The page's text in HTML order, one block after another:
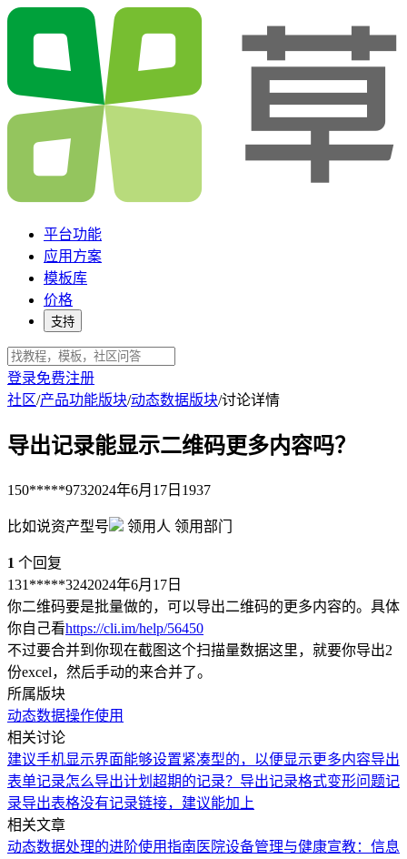
平台功能
应用方案
模板库
价格
支持
登录免费注册
社区/产品功能版块/动态数据版块/讨论详情
导出记录能显示二维码更多内容吗？
150*****9732024年6月17日 1937
比如说资产型号 领用人 领用部门
1 个回复
131*****3242024年6月17日
你二维码要是批量做的，可以导出二维码的更多内容的。具体
你自己看https://cli.im/help/56450
不过要合并到你现在截图这个扫描量数据这里，就要你导出2
份excel，然后手动的来合并了。
所属版块
动态数据操作使用
相关讨论
建议手机显示界面能够设置紧凑型的，以便显示更多内容导出
表单记录怎么导出计划超期的记录？ 导出记录格式变形问题记
录导出表格没有记录链接，建议能加上
相关文章
动态数据处理的进阶使用指南 医院设备管理与健康宣教：信息